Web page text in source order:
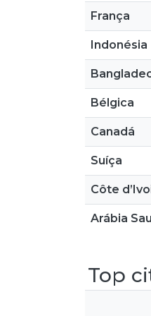
França
Indonésia
Bélgica
Canadá
Suíça
Côte
Arábia
Top